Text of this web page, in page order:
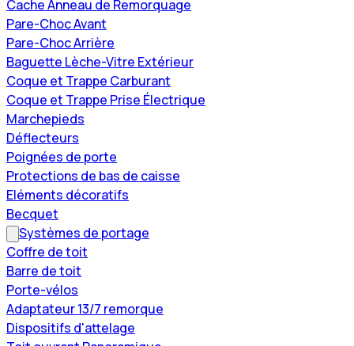
Cache Anneau de Remorquage
Pare-Choc Avant
Pare-Choc Arrière
Baguette Lèche-Vitre Extérieur
Coque et Trappe Carburant
Coque et Trappe Prise Électrique
Marchepieds
Déflecteurs
Poignées de porte
Protections de bas de caisse
Eléments décoratifs
Becquet
Systèmes de portage
Coffre de toit
Barre de toit
Porte-vélos
Adaptateur 13/7 remorque
Dispositifs d'attelage